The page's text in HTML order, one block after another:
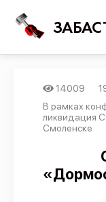
14009
В рамках
ликвидация
Смоленске